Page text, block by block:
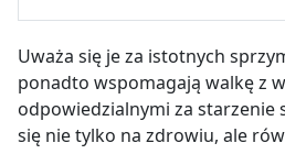
Uważa się je za istotnych
ponadto wspomagają walkę z
odpowiedzialnymi za starzenie
się nie tylko na zdrowiu, ale